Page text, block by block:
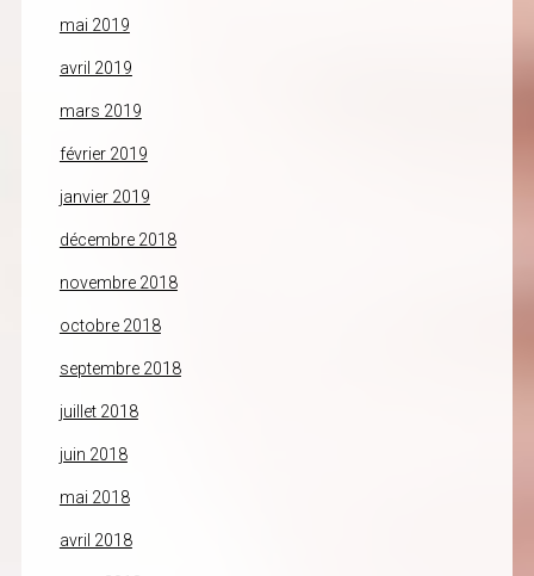
mai 2019
avril 2019
mars 2019
février 2019
janvier 2019
décembre 2018
novembre 2018
octobre 2018
septembre 2018
juillet 2018
juin 2018
mai 2018
avril 2018